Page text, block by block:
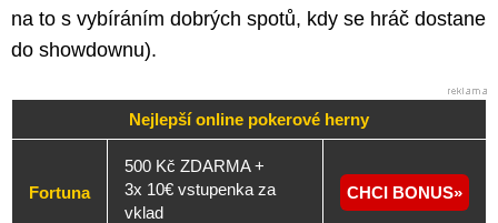
na to s vybíráním dobrých spotů, kdy se hráč dostane
do showdownu).
Nejlepší online pokerové herny
Fortuna
500 Kč ZDARMA +
3x 10€ vstupenka za
vklad
CHCI BONUS